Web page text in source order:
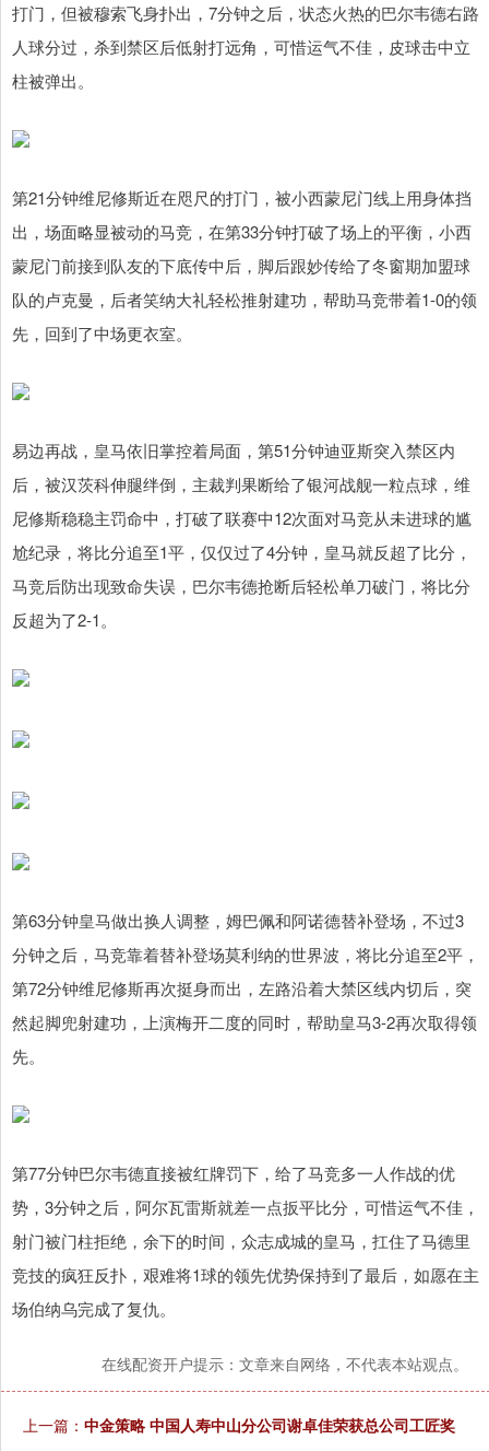
打门，但被穆索飞身扑出，7分钟之后，状态火热的巴尔韦德右路
人球分过，杀到禁区后低射打远角，可惜运气不佳，皮球击中立
柱被弹出。
第21分钟维尼修斯近在咫尺的打门，被小西蒙尼门线上用身体挡
出，场面略显被动的马竞，在第33分钟打破了场上的平衡，小西
蒙尼门前接到队友的下底传中后，脚后跟妙传给了冬窗期加盟球
队的卢克曼，后者笑纳大礼轻松推射建功，帮助马竞带着1-0的领
先，回到了中场更衣室。
易边再战，皇马依旧掌控着局面，第51分钟迪亚斯突入禁区内
后，被汉茨科伸腿绊倒，主裁判果断给了银河战舰一粒点球，维
尼修斯稳稳主罚命中，打破了联赛中12次面对马竞从未进球的尴
尬纪录，将比分追至1平，仅仅过了4分钟，皇马就反超了比分，
马竞后防出现致命失误，巴尔韦德抢断后轻松单刀破门，将比分
反超为了2-1。
第63分钟皇马做出换人调整，姆巴佩和阿诺德替补登场，不过3
分钟之后，马竞靠着替补登场莫利纳的世界波，将比分追至2平，
第72分钟维尼修斯再次挺身而出，左路沿着大禁区线内切后，突
然起脚兜射建功，上演梅开二度的同时，帮助皇马3-2再次取得领
先。
第77分钟巴尔韦德直接被红牌罚下，给了马竞多一人作战的优
势，3分钟之后，阿尔瓦雷斯就差一点扳平比分，可惜运气不佳，
射门被门柱拒绝，余下的时间，众志成城的皇马，扛住了马德里
竞技的疯狂反扑，艰难将1球的领先优势保持到了最后，如愿在主
场伯纳乌完成了复仇。
在线配资开户提示：文章来自网络，不代表本站观点。
上一篇： 中金策略 中国人寿中山分公司谢卓佳荣获总公司工匠奖